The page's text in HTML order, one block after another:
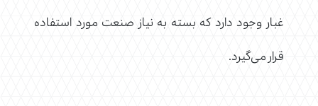
غبار وجود دارد که بسته به نیاز صنعت مورد استفاده
قرار می‌گیرد.